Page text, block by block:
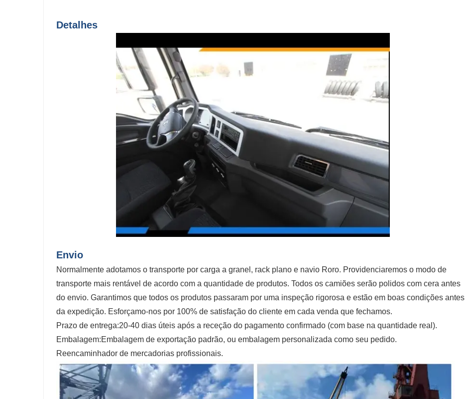
Detalhes
Envio
Normalmente adotamos o transporte por carga a granel, rack plano e navio Roro. Providenciaremos o modo de
transporte mais rentável de acordo com a quantidade de produtos. Todos os camiões serão polidos com cera antes
do envio. Garantimos que todos os produtos passaram por uma inspeção rigorosa e estão em boas condições antes
da expedição. Esforçamo-nos por 100% de satisfação do cliente em cada venda que fechamos.
Prazo de entrega:20-40 dias úteis após a receção do pagamento confirmado (com base na quantidade real).
Embalagem:Embalagem de exportação padrão, ou embalagem personalizada como seu pedido.
Reencaminhador de mercadorias profissionais.